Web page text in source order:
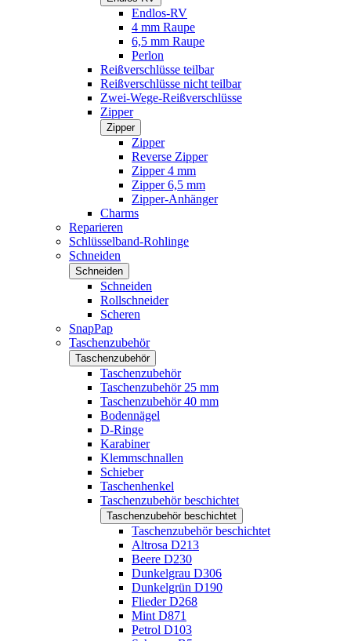
Endlos-RV
4 mm Raupe
6,5 mm Raupe
Perlon
Reißverschlüsse teilbar
Reißverschlüsse nicht teilbar
Zwei-Wege-Reißverschlüsse
Zipper
Zipper
Zipper
Reverse Zipper
Zipper 4 mm
Zipper 6,5 mm
Zipper-Anhänger
Charms
Reparieren
Schlüsselband-Rohlinge
Schneiden
Schneiden
Schneiden
Rollschneider
Scheren
SnapPap
Taschenzubehör
Taschenzubehör
Taschenzubehör
Taschenzubehör 25 mm
Taschenzubehör 40 mm
Bodennägel
D-Ringe
Karabiner
Klemmschnallen
Schieber
Taschenhenkel
Taschenzubehör beschichtet
Taschenzubehör beschichtet
Taschenzubehör beschichtet
Altrosa D213
Beere D230
Dunkelgrau D306
Dunkelgrün D190
Flieder D268
Mint D871
Petrol D103